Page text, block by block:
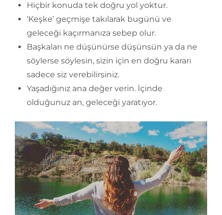
Hiçbir konuda tek doğru yol yoktur.
‘Keşke’ geçmişe takılarak bugünü ve
geleceği kaçırmanıza sebep olur.
Başkaları ne düşünürse düşünsün ya da ne
söylerse söylesin, sizin için en doğru kararı
sadece siz verebilirsiniz.
Yaşadığınız ana değer verin. İçinde
olduğunuz an, geleceği yaratıyor.